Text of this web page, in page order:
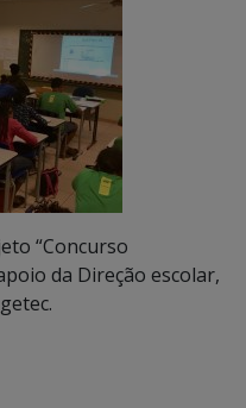
“Concurso
da Direção escolar,